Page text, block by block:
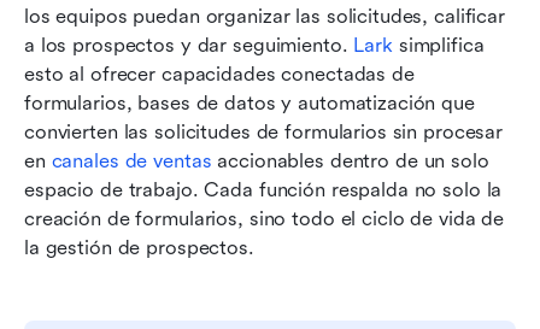
los equipos puedan organizar las solicitudes, calificar
a los prospectos y dar seguimiento. Lark simplifica
esto al ofrecer capacidades conectadas de
formularios, bases de datos y automatización que
convierten las solicitudes de formularios sin procesar
en canales de ventas accionables dentro de un solo
espacio de trabajo. Cada función respalda no solo la
creación de formularios, sino todo el ciclo de vida de
la gestión de prospectos.